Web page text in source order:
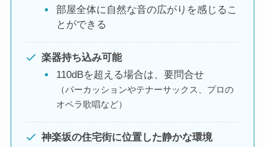
部屋全体に自然な音の広がりを感じるこ
とができる
楽器持ち込み可能
110dBを超える場合は、要問合せ
（パーカッションやテナーサックス、プロの
オペラ歌唱など）
神楽坂の住宅街に位置した静かな環境